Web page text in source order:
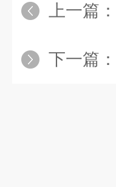
上一篇：
下一篇：